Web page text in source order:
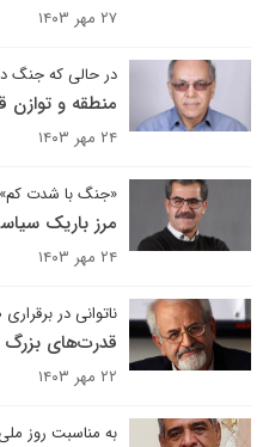
۲۷ مهر ۱۴۰۳
در حالی که جنگ در
منطقه و توازن
۲۴ مهر ۱۴۰۳
«جنگ با شدت
مرز باریک
۲۴ مهر ۱۴۰۳
ناتوانی در
قدرت‌های
۲۲ مهر ۱۴۰۳
به مناسبت روز